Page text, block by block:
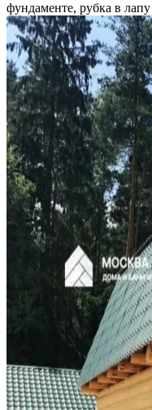
фундаменте, рубка в лапу